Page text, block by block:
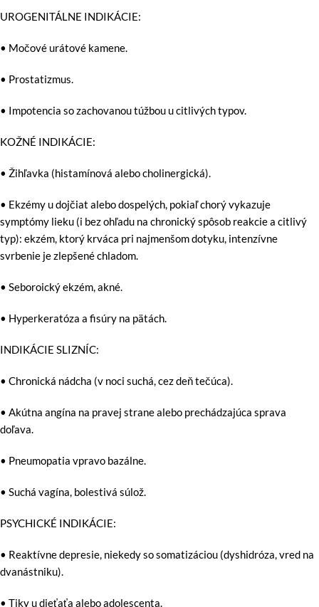
UROGENITÁLNE INDIKÁCIE:
• Močové urátové kamene.
• Prostatizmus.
• Impotencia so zachovanou túžbou u citlivých typov.
KOŽNÉ INDIKÁCIE:
• Žihľavka (histamínová alebo cholinergická).
• Ekzémy u dojčiat alebo dospelých, pokiaľ chorý vykazuje
symptómy lieku (i bez ohľadu na chronický spôsob reakcie a citlivý
typ): ekzém, ktorý krváca pri najmenšom dotyku, intenzívne
svrbenie je zlepšené chladom.
• Seboroický ekzém, akné.
• Hyperkeratóza a fisúry na pätách.
INDIKÁCIE SLIZNÍC:
• Chronická nádcha (v noci suchá, cez deň tečúca).
• Akútna angína na pravej strane alebo prechádzajúca sprava
doľava.
• Pneumopatia vpravo bazálne.
• Suchá vagína, bolestivá súlož.
PSYCHICKÉ INDIKÁCIE:
• Reaktívne depresie, niekedy so somatizáciou (dyshidróza, vred na
dvanástniku).
• Tiky u dieťaťa alebo adolescenta.